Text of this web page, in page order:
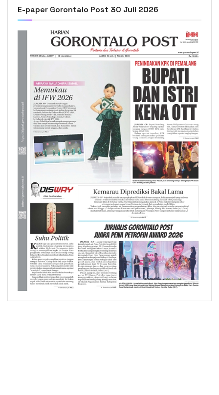
E-paper Gorontalo Post 30 Juli 2026